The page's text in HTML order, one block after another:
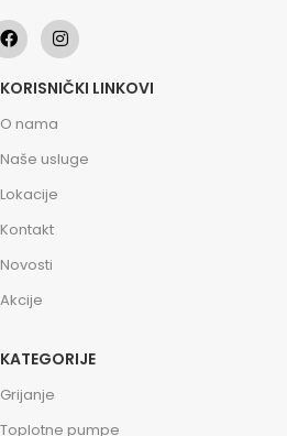
KORISNIČKI LINKOVI
O nama
Naše usluge
Lokacije
Kontakt
Novosti
Akcije
KATEGORIJE
Grijanje
Toplotne pumpe